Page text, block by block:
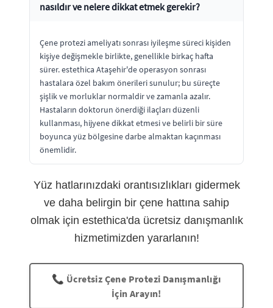
nasıldır ve nelere dikkat etmek gerekir?
Çene protezi ameliyatı sonrası iyileşme süreci kişiden
kişiye değişmekle birlikte, genellikle birkaç hafta
sürer. estethica Ataşehir'de operasyon sonrası
hastalara özel bakım önerileri sunulur; bu süreçte
şişlik ve morluklar normaldir ve zamanla azalır.
Hastaların doktorun önerdiği ilaçları düzenli
kullanması, hijyene dikkat etmesi ve belirli bir süre
boyunca yüz bölgesine darbe almaktan kaçınması
önemlidir.
Yüz hatlarınızdaki orantısızlıkları gidermek
ve daha belirgin bir çene hattına sahip
olmak için estethica'da ücretsiz danışmanlık
hizmetimizden yararlanın!
📞 Ücretsiz Çene Protezi Danışmanlığı
İçin Arayın!